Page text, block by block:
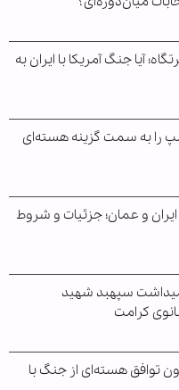
آیا جنگ آمریکا با ایران به
را به سمت گزینه هسته‌ای
ایران و عمان؛ جزئیات و شروط
سپهبد شهید
کرامت
توافق هسته‌ای از جنگ با